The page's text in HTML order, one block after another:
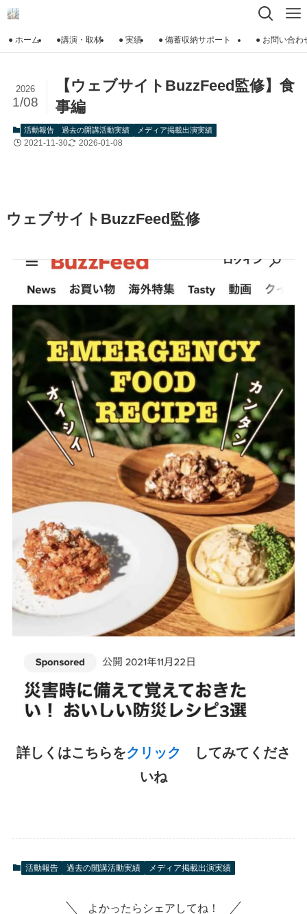
● ホーム ●講演・取材 ● 実績 ● 備蓄収納サポート ● お問い合わ
【ウェブサイトBuzzFeed監修】食
事編
2026
1/08
活動報告 過去の開講活動実績 メディア掲載出演実績
2021-11-30 2026-01-08
ウェブサイトBuzzFeed監修
詳しくはこちらをクリック してみてくださ
いね
活動報告 過去の開講活動実績 メディア掲載出演実績
よかったらシェアしてね！